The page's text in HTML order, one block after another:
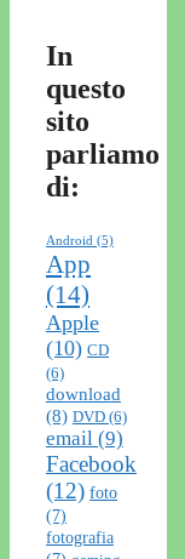
In
questo
sito
parliamo
di:
Android (5)
App
(14)
Apple
(10) CD
(6)
download
(8) DVD (6)
email (9)
Facebook
(12) foto
(7)
fotografia